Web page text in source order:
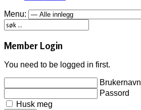
Menu:
Member Login
You need to be logged in first.
Brukernavn
Passord
Husk meg